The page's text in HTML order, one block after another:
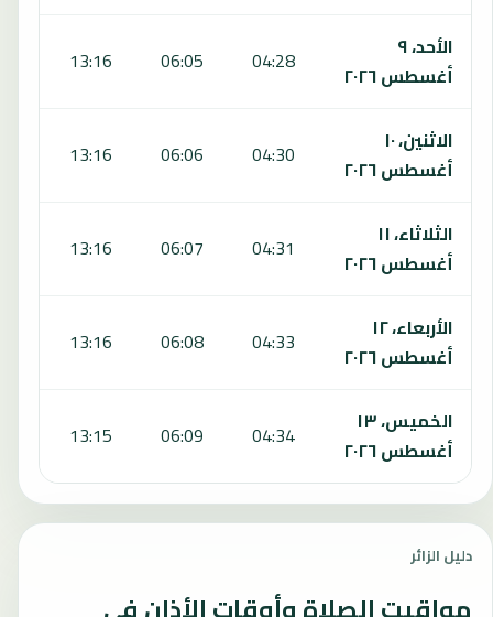
الأحد، ٩
أغسطس ٢٠٢٦
04:28
06:05
13:16
الاثنين، ١٠
أغسطس ٢٠٢٦
04:30
06:06
13:16
الثلاثاء، ١١
أغسطس ٢٠٢٦
04:31
06:07
13:16
الأربعاء، ١٢
أغسطس ٢٠٢٦
04:33
06:08
13:16
الخميس، ١٣
أغسطس ٢٠٢٦
04:34
06:09
13:15
دليل الزائر